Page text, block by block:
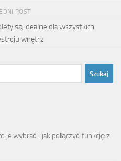
POST
są idealne dla wszystkich
wnętrz
je wybrać i jak połączyć funkcję z